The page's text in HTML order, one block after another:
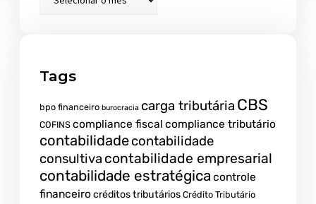
Tags
bpo financeiro burocracia carga tributária CBS
COFINS compliance fiscal compliance tributário
contabilidadecontabilidade
consultiva contabilidade empresarial
contabilidade estratégica controle
financeirocréditos tributários Crédito Tributário